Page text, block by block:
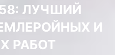
ЛУЧШИЙ
И
РАБОТ